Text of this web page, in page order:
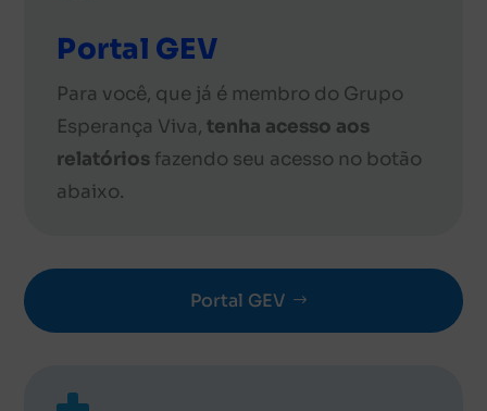
Portal GEV
Para você, que já é membro do Grupo
Esperança Viva,tenha acesso aos
relatórios fazendo seu acesso no botão
abaixo.
Portal GEV